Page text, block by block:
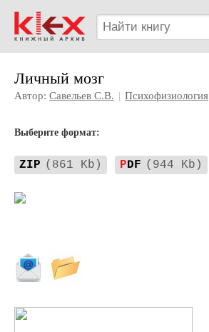
Личный мозг
Автор: Савельев С.В. | Психофизиология
Выберите формат:
ZIP (861 Kb) PDF (944 Kb)